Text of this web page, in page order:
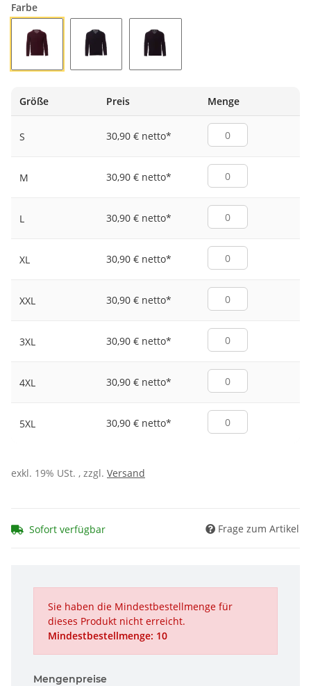
Farbe
Größe
Preis Menge
S 30,90 € netto*
M 30,90 € netto*
L 30,90 € netto*
XL 30,90 € netto*
XXL 30,90 € netto*
3XL 30,90 € netto*
4XL 30,90 € netto*
5XL 30,90 € netto*
exkl. 19% USt. , zzgl. Versand
Sofort verfügbar Frage zum Artikel
Sie haben die Mindestbestellmenge für
dieses Produkt nicht erreicht.
Mindestbestellmenge: 10
Mengenpreise